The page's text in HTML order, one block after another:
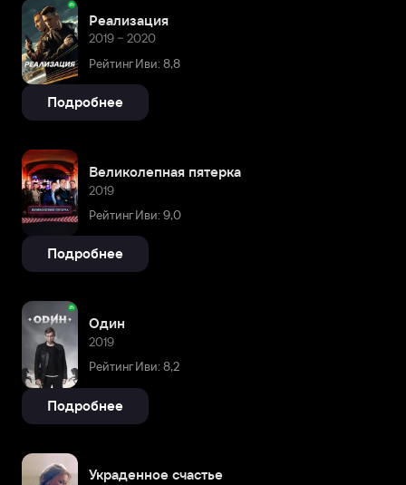
Реализация
2019 – 2020
Рейтинг Иви: 8,8
Подробнее
Великолепная пятерка
2019
Рейтинг Иви: 9,0
Подробнее
Один
2019
Рейтинг Иви: 8,2
Подробнее
Украденное счастье